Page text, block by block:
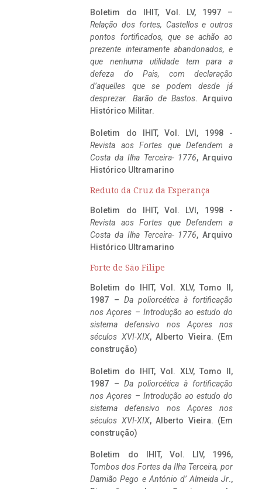
Boletim do IHIT, Vol. LV, 1997 –
Relação dos fortes, Castellos e outros
pontos fortificados, que se achão ao
prezente inteiramente abandonados, e
que nenhuma utilidade tem para a
defeza do Pais, com declaração
d’aquelles que se podem desde já
desprezar. Barão de Bastos. Arquivo
Histórico Militar.
Boletim do IHIT, Vol. LVI, 1998 -
Revista aos Fortes que Defendem a
Costa da Ilha Terceira- 1776, Arquivo
Histórico Ultramarino
Reduto da Cruz da Esperança
Boletim do IHIT, Vol. LVI, 1998 -
Revista aos Fortes que Defendem a
Costa da Ilha Terceira- 1776, Arquivo
Histórico Ultramarino
Forte de São Filipe
Boletim do IHIT, Vol. XLV, Tomo II,
1987 – Da poliorcética à fortificação
nos Açores – Introdução ao estudo do
sistema defensivo nos Açores nos
séculos XVI-XIX, Alberto Vieira. (Em
construção)
Boletim do IHIT, Vol. XLV, Tomo II,
1987 – Da poliorcética à fortificação
nos Açores – Introdução ao estudo do
sistema defensivo nos Açores nos
séculos XVI-XIX, Alberto Vieira. (Em
construção)
Boletim do IHIT, Vol. LIV, 1996,
Tombos dos Fortes da Ilha Terceira, por
Damião Pego e António d’ Almeida Jr.,